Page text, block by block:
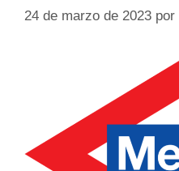
24 de marzo de 2023 por